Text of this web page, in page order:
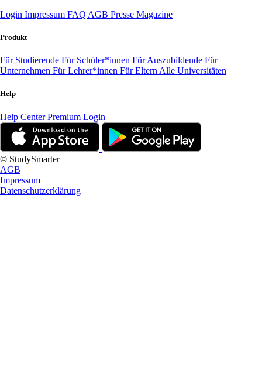
Login Impressum FAQ AGB Presse Magazine
Produkt
Für Studierende Für Schüler*innen Für Auszubildende Für
Unternehmen Für Lehrer*innen Für Eltern Alle Universitäten
Help
Help CenterPremium Login
© StudySmarter
AGB
Impressum
Datenschutzerklärung